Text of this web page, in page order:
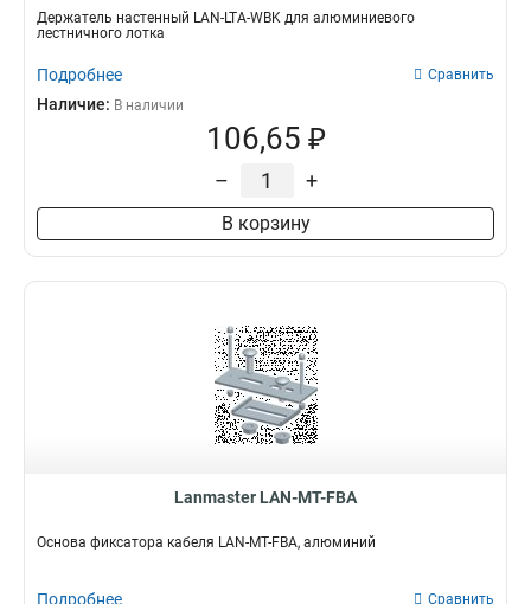
Держатель настенный LAN-LTA-WBK для алюминиевого
лестничного лотка
Подробнее Сравнить
Наличие: В наличии
106,65 ₽
– +
В корзину
Lanmaster LAN-MT-FBA
Основа фиксатора кабеля LAN-MT-FBA, алюминий
Подробнее Сравнить